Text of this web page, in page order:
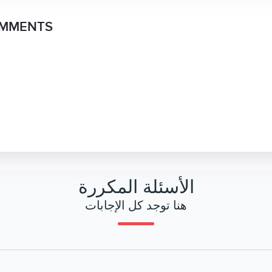
الأسئلة المكررة
هنا توجد كل الإجابات